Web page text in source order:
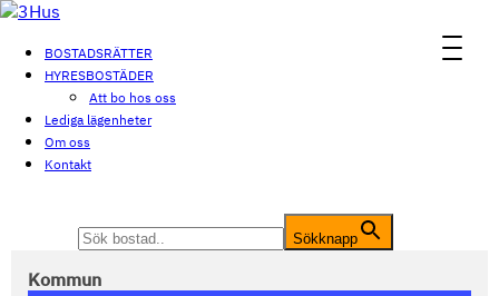
BOSTADSRÄTTER
HYRESBOSTÄDER
Att bo hos oss
Lediga lägenheter
Om oss
Kontakt
Sökknapp
Kommun